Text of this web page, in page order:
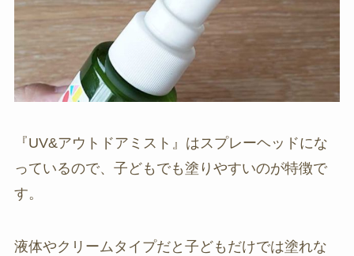
『UV&アウトドアミスト』はスプレーヘッドにな
っているので、子どもでも塗りやすいのが特徴で
す。
液体やクリームタイプだと子どもだけでは塗れな